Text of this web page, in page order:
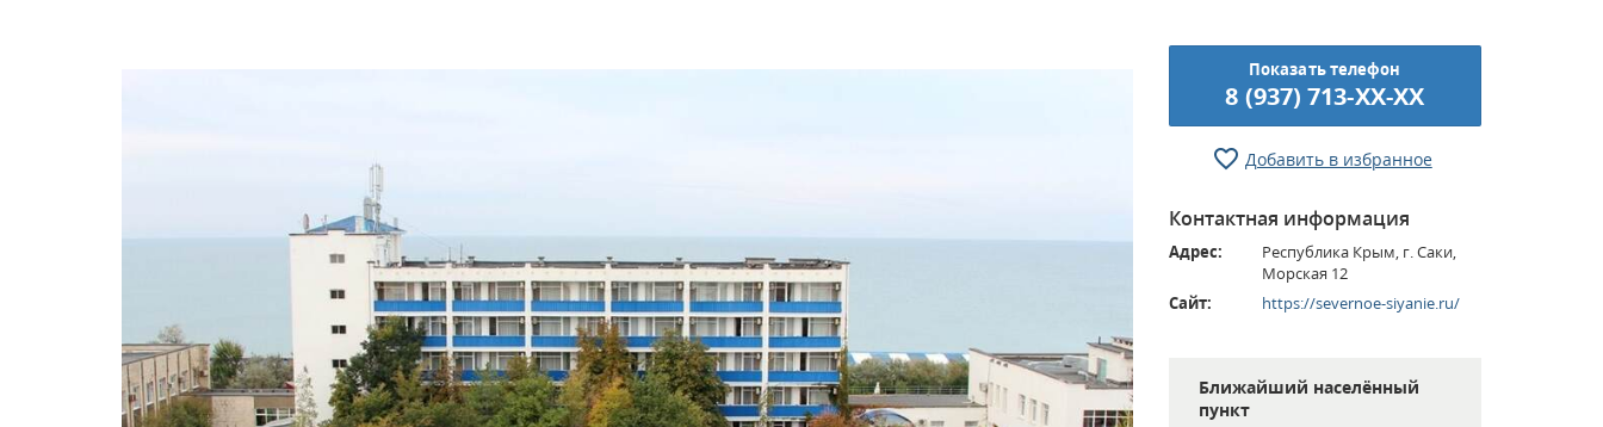
Показать телефон
8 (937) 713-XX-XX
Добавить в избранное
Контактная информация
Адрес:
Республика Крым, г. Саки,
Морская 12
Сайт:
https://severnoe-siyanie.ru/
Ближайший населённый
пункт